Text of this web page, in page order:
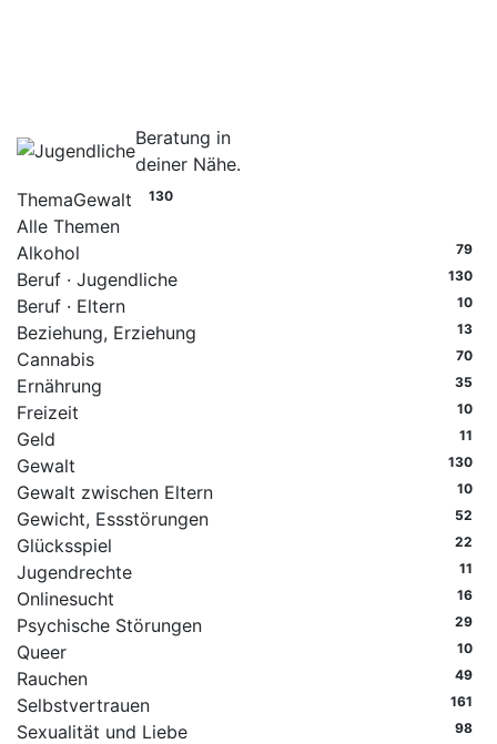
Beratung in
deiner Nähe.
ThemaGewalt 130
Alle Themen
Alkohol
79
Beruf · Jugendliche 130
Beruf · Eltern 10
Beziehung, Erziehung 13
Cannabis 70
Ernährung 35
Freizeit 10
Geld 11
Gewalt 130
Gewalt zwischen Eltern 10
Gewicht, Essstörungen 52
Glücksspiel 22
Jugendrechte 11
Onlinesucht 16
Psychische Störungen 29
Queer 10
Rauchen 49
Selbstvertrauen 161
Sexualität und Liebe 98